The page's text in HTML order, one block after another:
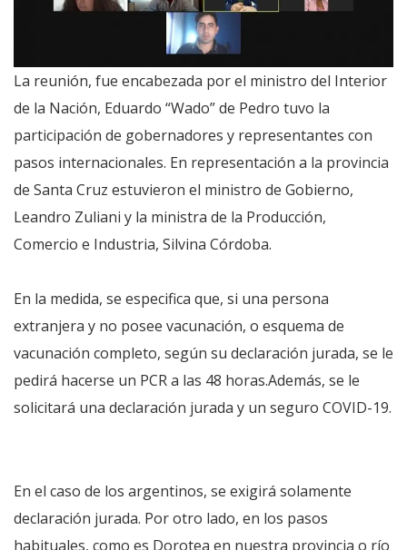
La reunión, fue encabezada por el ministro del Interior
de la Nación, Eduardo “Wado” de Pedro tuvo la
participación de gobernadores y representantes con
pasos internacionales. En representación a la provincia
de Santa Cruz estuvieron el ministro de Gobierno,
Leandro Zuliani y la ministra de la Producción,
Comercio e Industria, Silvina Córdoba.
En la medida, se especifica que, si una persona
extranjera y no posee vacunación, o esquema de
vacunación completo, según su declaración jurada, se le
pedirá hacerse un PCR a las 48 horas.Además, se le
solicitará una declaración jurada y un seguro COVID-19.
En el caso de los argentinos, se exigirá solamente
declaración jurada. Por otro lado, en los pasos
habituales, como es Dorotea en nuestra provincia o río